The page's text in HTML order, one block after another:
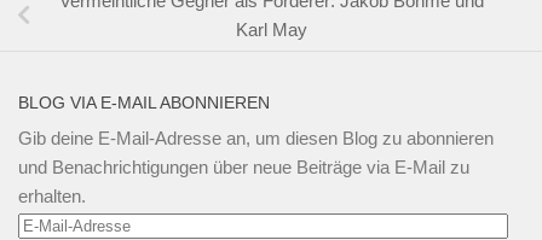
Karl May
BLOG VIA E-MAIL ABONNIEREN
Gib deine E-Mail-Adresse an, um diesen Blog zu abonnieren
und Benachrichtigungen über neue Beiträge via E-Mail zu
erhalten.
E-